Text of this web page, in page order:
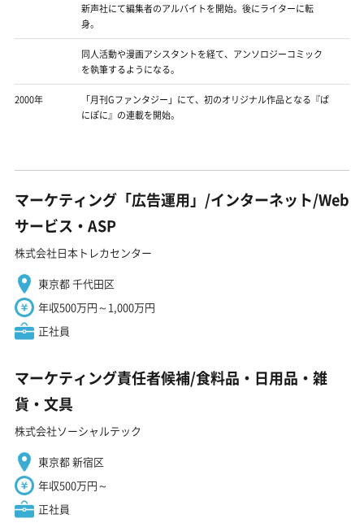
新声社にて編集者のアルバイトを開始。後にライターに転
身。
同人活動や漫画アシスタントを経て、アンソロジーコミック
を執筆するようになる。
2000年
「月刊Gファンタジー」にて、初のオリジナル作品となる『ぱ
にぽに』の連載を開始。
マーケティング「広告運用」/インターネット/Web
サービス・ASP
株式会社日本トレカセンター
東京都 千代田区
年収500万円～1,000万円
正社員
マーケティング責任者候補/食料品・日用品・雑
貨・文具
株式会社ソーシャルテック
東京都 新宿区
年収500万円～
正社員